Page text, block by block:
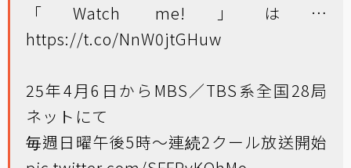
「Watch me!」は…
https://t.co/NnW0jtGHuw
25年4月6日からMBS／TBS系全国28局
ネットにて
毎週日曜午後5時～連続2クール放送開始